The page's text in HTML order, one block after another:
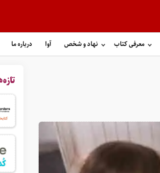
معرفی کتاب نهاد و شخص آوا درباره ما